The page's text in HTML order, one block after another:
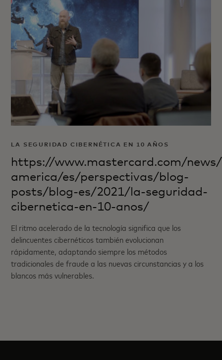
LA SEGURIDAD CIBERNÉTICA EN 10 AÑOS
https://www.mastercard.com/
america/es/perspectivas/blog-
posts/blog-es/2021/la-seguridad-
cibernetica-en-10-anos/
El ritmo acelerado de la tecnología significa que los
delincuentes cibernéticos también evolucionan
rápidamente, adaptando siempre los métodos
tradicionales de fraude a las nuevas circunstancias y a los
blancos más vulnerables.